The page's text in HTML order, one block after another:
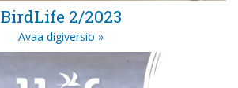
BirdLife 2/2023
Avaa digiversio »